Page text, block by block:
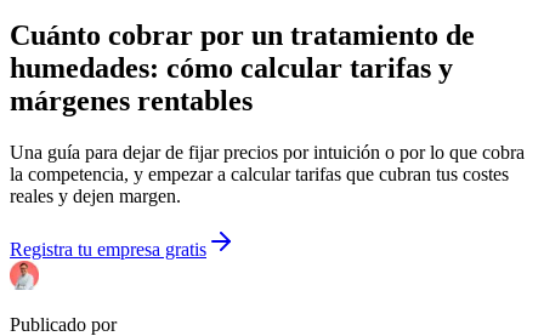
Cuánto cobrar por un tratamiento de
humedades: cómo calcular tarifas y
márgenes rentables
Una guía para dejar de fijar precios por intuición o por lo que cobra
la competencia, y empezar a calcular tarifas que cubran tus costes
reales y dejen margen.
Registra tu empresa gratis
Publicado por